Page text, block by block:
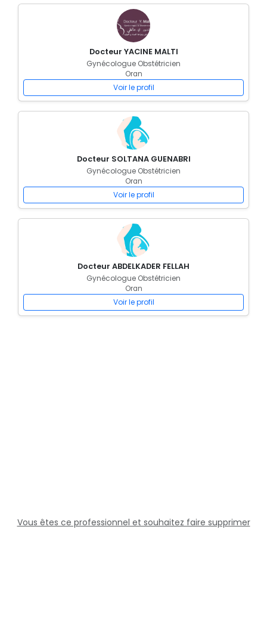
Docteur YACINE MALTI
Gynécologue Obstétricien
Oran
Voir le profil
Docteur SOLTANA GUENABRI
Gynécologue Obstétricien
Oran
Voir le profil
Docteur ABDELKADER FELLAH
Gynécologue Obstétricien
Oran
Voir le profil
Vous êtes ce professionnel et souhaitez faire supprimer